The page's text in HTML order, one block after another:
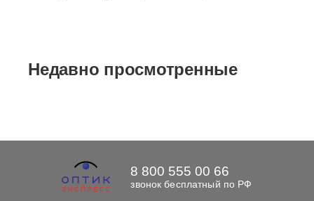
Недавно просмотренные
8 800 555 00 66
звонок бесплатный по РФ